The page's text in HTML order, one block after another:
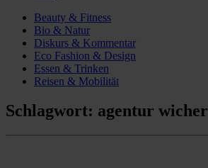
Beauty & Fitness
Bio & Natur
Diskurs & Kommentar
Eco Fashion & Design
Essen & Trinken
Reisen & Mobilität
Schlagwort: agentur wicher